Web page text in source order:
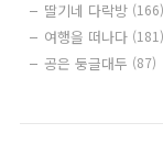
딸기네 다락방 (166)
여행을 떠나다 (181)
공은 둥글대두 (87)